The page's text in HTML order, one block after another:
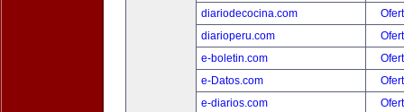
diariodecocina.com
diarioperu.com
e-boletin.com
e-Datos.com
e-diarios.com